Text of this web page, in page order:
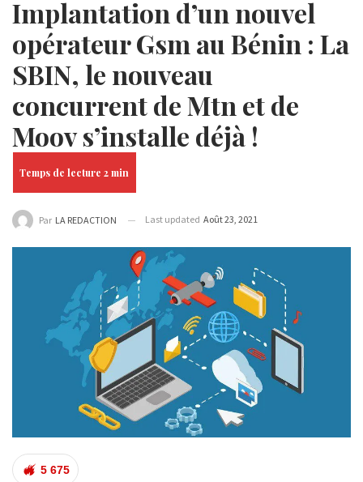
Implantation d’un nouvel
opérateur Gsm au Bénin : La
SBIN, le nouveau
concurrent de Mtn et de
Moov s’installe déjà !
Par LA REDACTION Last updated Août 23, 2021
5 675